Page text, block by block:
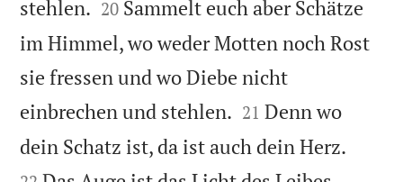
stehlen. 

20 Sammelt euch aber Schätze
im Himmel, wo weder Motten noch Rost
sie fressen und wo Diebe nicht
einbrechen und stehlen. 

21 Denn wo
dein Schatz ist, da ist auch dein Herz.